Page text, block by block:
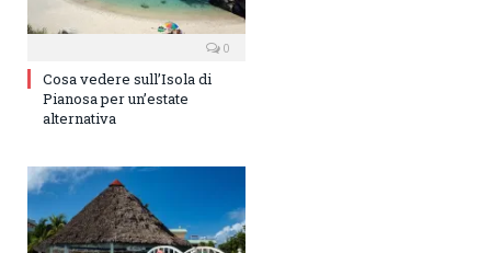
0
Cosa vedere sull’Isola di
Pianosa per un’estate
alternativa